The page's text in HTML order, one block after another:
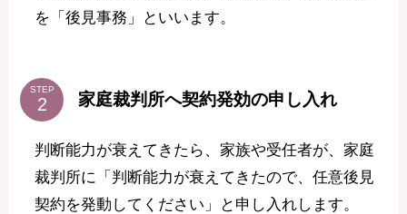
を「後見事務」といいます。
STEP 家庭裁判所へ契約発効の申し入れ
判断能力が衰えてきたら、家族や受任者が、家庭
裁判所に「判断能力が衰えてきたので、任意後見
契約を発動してください」と申し入れします。